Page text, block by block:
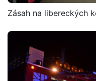
Zásah na libereckých